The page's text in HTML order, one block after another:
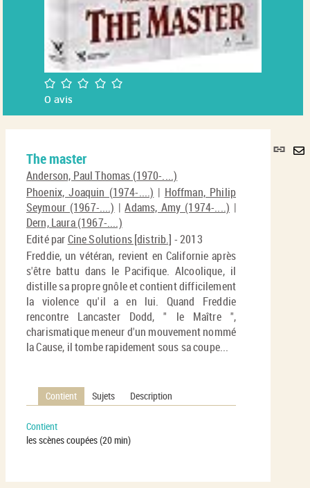
/5
0avis
Lien
The master
Anderson, Paul Thomas (1970-....)
Phoenix, Joaquin (1974-....) | Hoffman, Philip
Seymour (1967-....) |Adams, Amy (1974-....) |
Dern, Laura (1967-....)
Edité parCine Solutions [distrib.] - 2013
Freddie, un vétéran, revient en Californie après
s'être battu dans le Pacifique. Alcoolique, il
distille sa propre gnôle et contient difficilement
la violence qu'il a en lui. Quand Freddie
rencontre Lancaster Dodd, " le Maître ",
charismatique meneur d'un mouvement nommé
la Cause, il tombe rapidement sous sa coupe...
Contient Sujets Description
Contient
les scènes coupées (20 min)